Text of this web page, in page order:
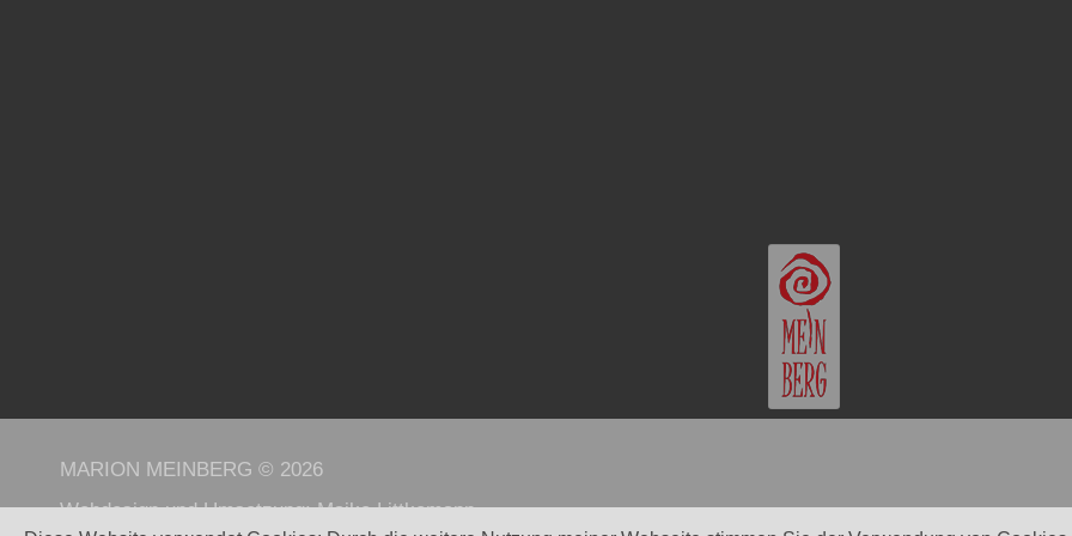
MARION MEINBERG © 2026
Webdesign und Umsetzung:Maike Littkemann